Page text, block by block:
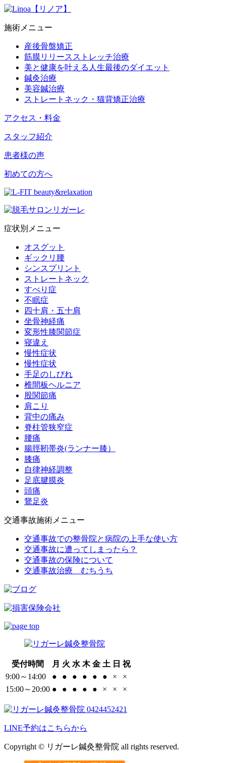
施術メニュー
産後骨盤矯正
筋膜リリースストレッチ治療
美と健康を叶える人生最後のダイエット
鍼灸治療
美容鍼治療
ストレートネック・猫背矯正治療
アクセス・料金
スタッフ紹介
患者様の声
初めての方へ
症状別メニュー
オスグット
ギックリ腰
シンスプリント
ストレートネック
すべり症
不眠症
四十肩・五十肩
坐骨神経痛
変形性膝関節症
寝違え
慢性症状
慢性症状
手足のしびれ
椎間板ヘルニア
股関節痛
肩こり
背中の痛み
脊柱管狭窄症
腰痛
腸脛靭帯炎(ランナー膝）
膝痛
自律神経調整
足底腱膜炎
頭痛
鵞足炎
交通事故施術メニュー
交通事故での整骨院と病院の上手な使い方
交通事故に遭ってしまったら？
交通事故の保険について
交通事故治療 むちうち
受付時間 月 火 水 木 金 土 日 祝
9:00～14:00
● ● ● ● ● ● ×
×
15:00～20:00 ● ● ● ● ● × × ×
LINE予約はこちらから
Copyright © リガーレ鍼灸整骨院 all rights reserved.